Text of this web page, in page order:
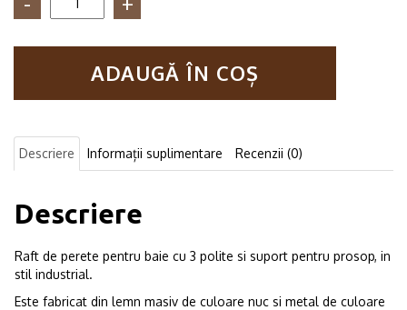
baie
in
industrial,
Maidstone,
nuc/negru
ADAUGĂ ÎN COȘ
Descriere Informații suplimentare Recenzii (0)
Descriere
Raft de perete pentru baie cu 3 polite si suport pentru prosop, in
stil industrial.
Este fabricat din lemn masiv de culoare nuc si metal de culoare